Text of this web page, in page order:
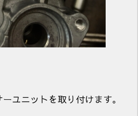
ユニットを取り付けます。